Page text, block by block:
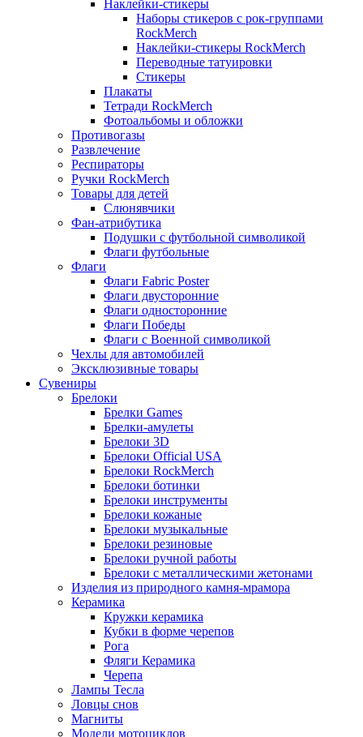
Наклейки-стикеры
Наборы стикеров с рок-группами
RockMerch
Наклейки-стикеры RockMerch
Переводные татуировки
Стикеры
Плакаты
Тетради RockMerch
Фотоальбомы и обложки
Противогазы
Развлечение
Респираторы
Ручки RockMerch
Товары для детей
Слюнявчики
Фан-атрибутика
Подушки с футбольной символикой
Флаги футбольные
Флаги
Флаги Fabric Poster
Флаги двусторонние
Флаги односторонние
Флаги Победы
Флаги с Военной символикой
Чехлы для автомобилей
Эксклюзивные товары
Сувениры
Брелоки
Брелки Games
Брелки-амулеты
Брелоки 3D
Брелоки Official USA
Брелоки RockMerch
Брелоки ботинки
Брелоки инструменты
Брелоки кожаные
Брелоки музыкальные
Брелоки резиновые
Брелоки ручной работы
Брелоки с металлическими жетонами
Изделия из природного камня-мрамора
Керамика
Кружки керамика
Кубки в форме черепов
Рога
Фляги Керамика
Черепа
Лампы Тесла
Ловцы снов
Магниты
Модели мотоциклов